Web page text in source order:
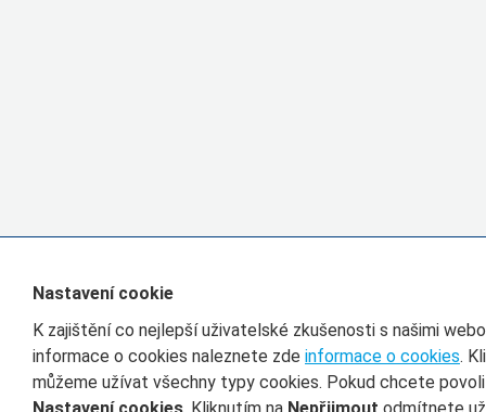
Nastavení cookie
K zajištění co nejlepší uživatelské zkušenosti s našimi
informace o cookies naleznete zde informace o cookies.
můžeme užívat všechny typy cookies. Pokud chcete